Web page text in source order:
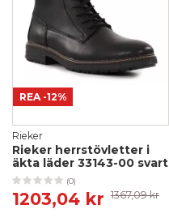
REA -12%
Rieker
Rieker herrstövletter i
äkta läder 33143-00 svart
(0)
1203,04 kr 1367,09 kr